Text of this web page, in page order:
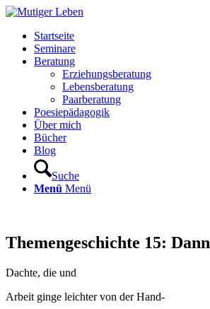
Startseite
Seminare
Beratung
Erziehungsberatung
Lebensberatung
Paarberatung
Poesiepädagogik
Über mich
Bücher
Blog
Suche
Menü Menü
Themengeschichte 15: Dann
Dachte, die und
Arbeit ginge leichter von der Hand-